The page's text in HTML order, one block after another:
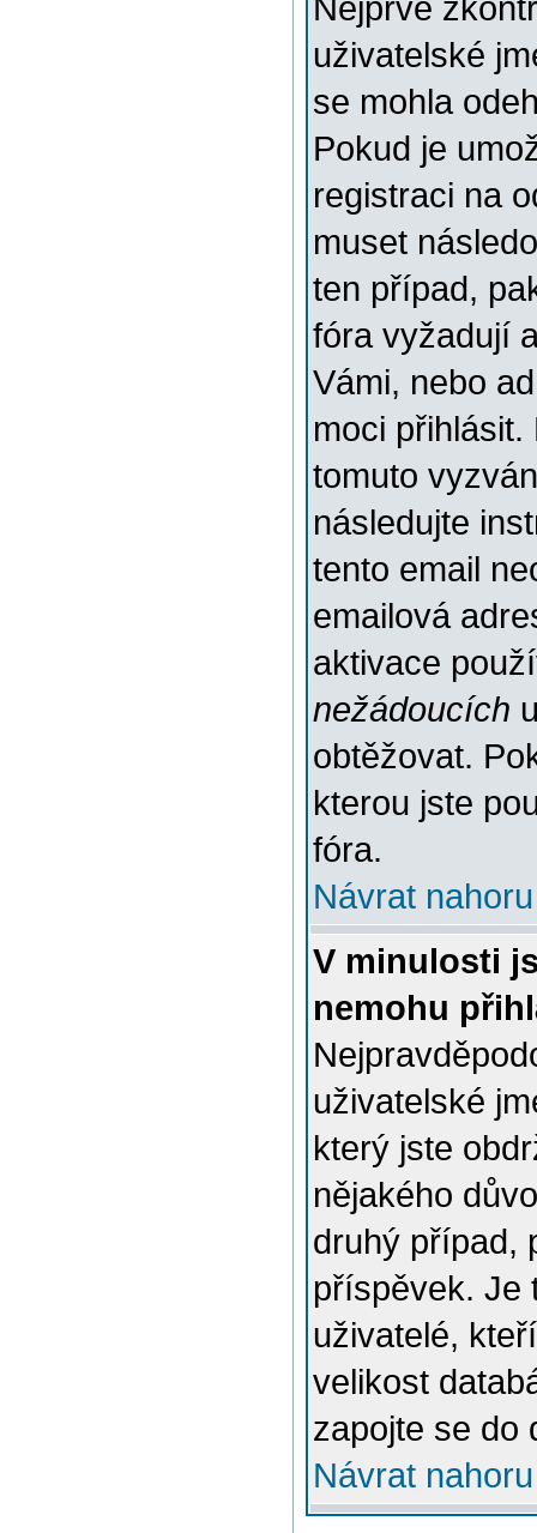
Nejprve
uživatelské
se mohla
Pokud je
registraci na
muset
ten případ,
fóra vyžadují
Vámi, nebo
moci
tomuto
následujte
tento email
emailová
aktivace
nežádoucích
obtěžovat.
kterou jste
fóra.
Návrat nahoru
V minulosti
nemohu
uživatelské
který jste
nějakého
druhý případ,
příspěvek. Je
uživatelé,
velikost
zapojte se do
Návrat nahoru